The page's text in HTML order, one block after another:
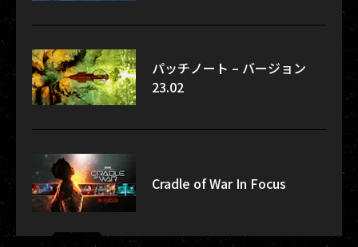
パッチノート – バージョン
23.02
Cradle of War In Focus